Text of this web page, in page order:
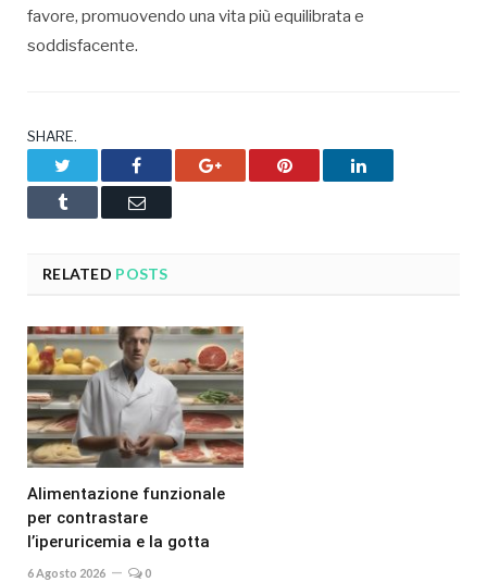
favore, promuovendo una vita più equilibrata e
soddisfacente.
SHARE.
Facebook Google+ Pinterest LinkedIn
Tumblr Email
RELATED POSTS
Alimentazione funzionale
per contrastare
l’iperuricemia e la gotta
6 Agosto 2026 0